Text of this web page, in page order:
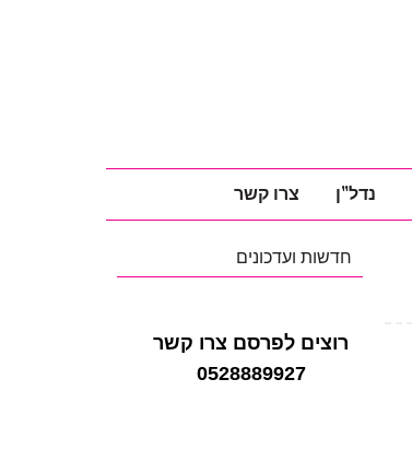
נדל"ן צרו קשר
חדשות ועדכונים
רוצים לפרסם צרו קשר
0528889927